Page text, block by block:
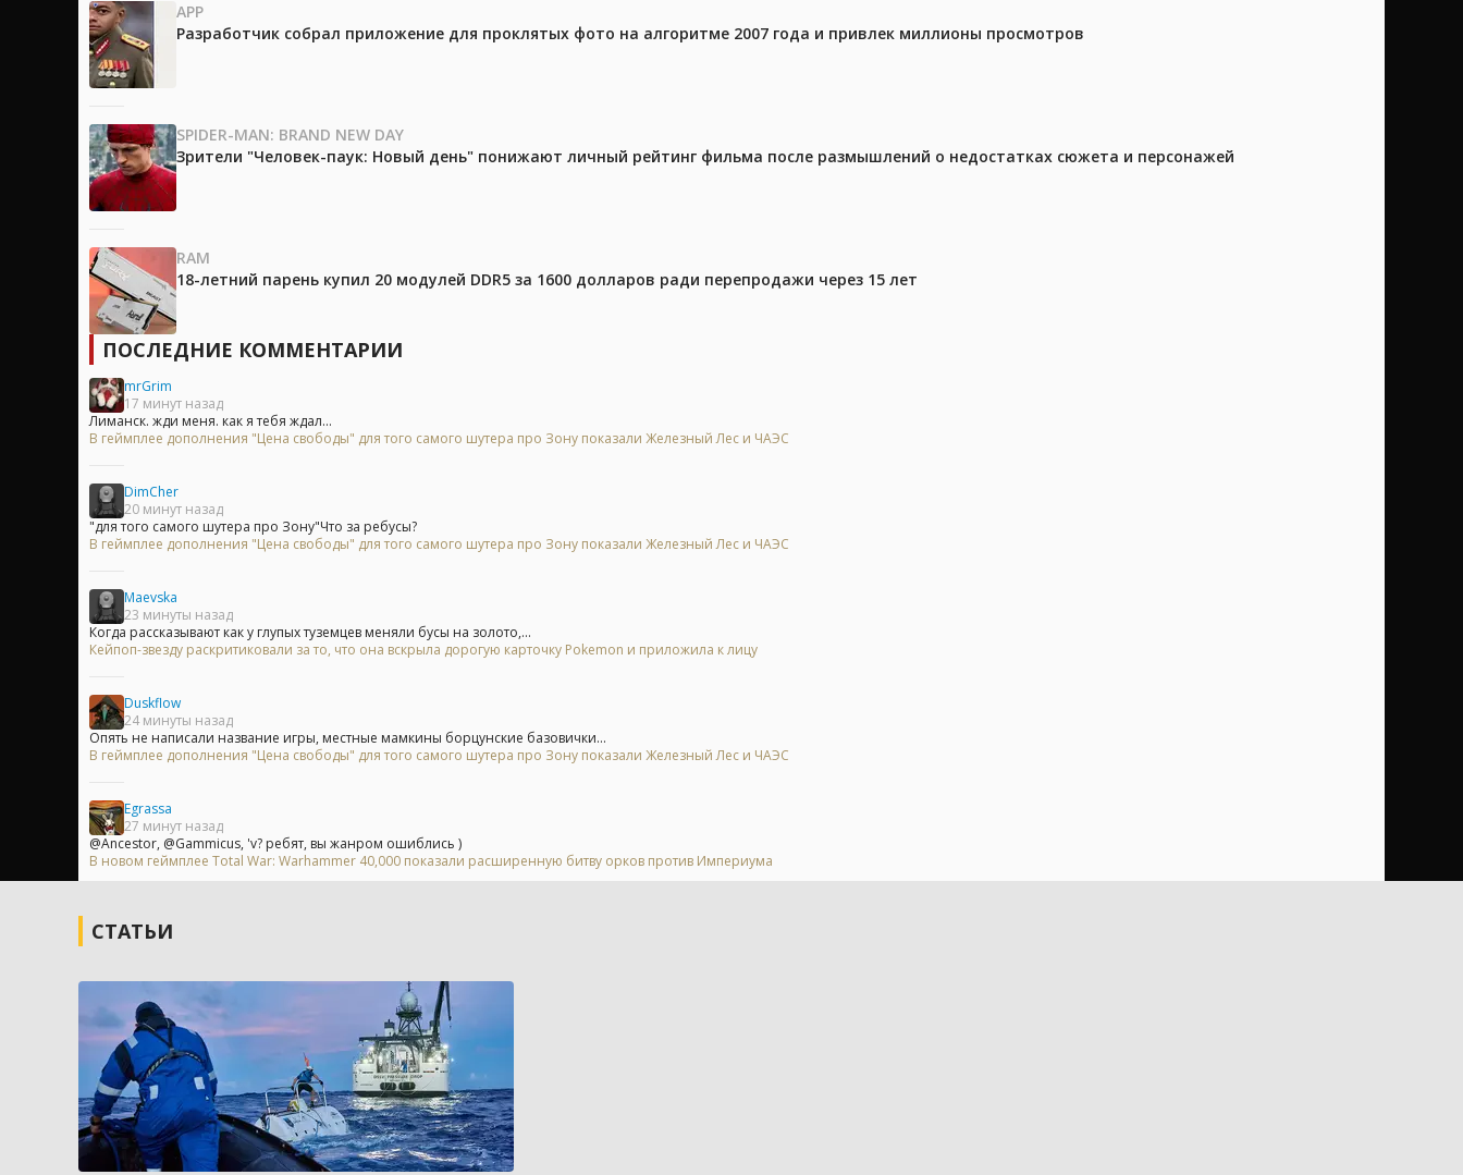
APP
Разработчик собрал приложение для проклятых фото на алгоритме 2007 года и привлек миллионы просмотров
SPIDER-MAN: BRAND NEW DAY
Зрители "Человек-паук: Новый день" понижают личный рейтинг фильма после размышлений о недостатках сюжета и персонажей
RAM
18-летний парень купил 20 модулей DDR5 за 1600 долларов ради перепродажи через 15 лет
ПОСЛЕДНИЕ КОММЕНТАРИИ
mrGrim
17 минут назад
Лиманск. жди меня. как я тебя ждал...
В геймплее дополнения "Цена свободы" для того самого шутера про Зону показали Железный Лес и ЧАЭС
DimCher
20 минут назад
"для того самого шутера про Зону"Что за ребусы?
В геймплее дополнения "Цена свободы" для того самого шутера про Зону показали Железный Лес и ЧАЭС
Maevska
23 минуты назад
Когда рассказывают как у глупых туземцев меняли бусы на золото,...
Кейпоп-звезду раскритиковали за то, что она вскрыла дорогую карточку Pokemon и приложила к лицу
Duskflow
24 минуты назад
Опять не написали название игры, местные мамкины борцунские базовички...
В геймплее дополнения "Цена свободы" для того самого шутера про Зону показали Железный Лес и ЧАЭС
Egrassa
27 минут назад
@Ancestor, @Gammicus, 'v? ребят, вы жанром ошиблись )
В новом геймплее Total War: Warhammer 40,000 показали расширенную битву орков против Империума
СТАТЬИ